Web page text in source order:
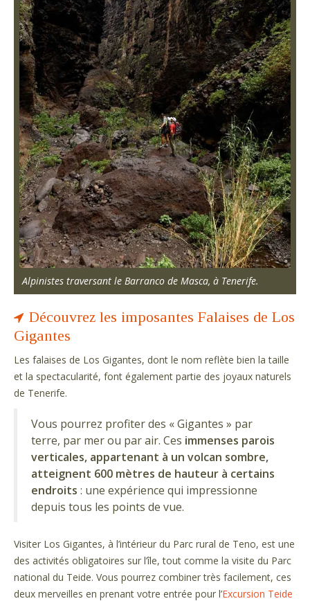
Alpinistes traversant le Barranco de Masca, à Tenerife.
Découvrez les imposantes Falaises de Los
Gigantes
Les falaises de Los Gigantes, dont le nom reflète bien la taille
et la spectacularité, font également partie des joyaux naturels
de Tenerife.
Vous pourrez profiter des « Gigantes » par
terre, par mer ou par air. Ces immenses parois
verticales, appartenant à un volcan sombre,
atteignent 600 mètres de hauteur à certains
endroits : une expérience qui impressionne
depuis tous les points de vue.
Visiter Los Gigantes, à l’intérieur du Parc rural de Teno, est une
des activités obligatoires sur l’île, tout comme la visite du Parc
national du Teide. Vous pourrez combiner très facilement, ces
deux merveilles en prenant votre entrée pour l’Excursion Teide